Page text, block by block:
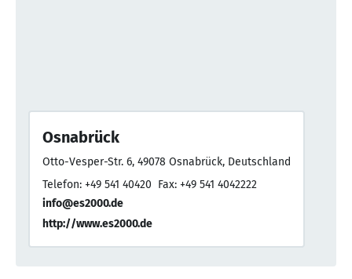
Osnabrück
Otto-Vesper-Str. 6, 49078 Osnabrück, Deutschland
Telefon: +49 541 40420 Fax: +49 541 4042222
info@es2000.de
http://www.es2000.de